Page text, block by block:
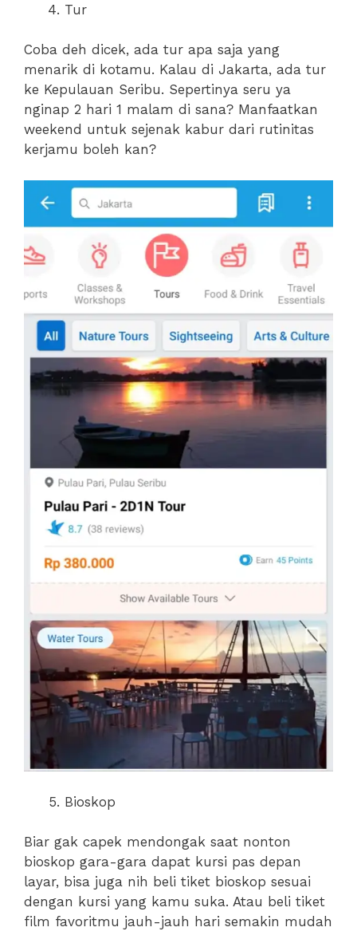
Tur
Coba deh dicek, ada tur apa saja yang
menarik di kotamu. Kalau di Jakarta, ada tur
ke Kepulauan Seribu. Sepertinya seru ya
nginap 2 hari 1 malam di sana? Manfaatkan
weekend untuk sejenak kabur dari rutinitas
kerjamu boleh kan?
Bioskop
Biar gak capek mendongak saat nonton
bioskop gara-gara dapat kursi pas depan
layar, bisa juga nih beli tiket bioskop sesuai
dengan kursi yang kamu suka. Atau beli tiket
film favoritmu jauh-jauh hari semakin mudah